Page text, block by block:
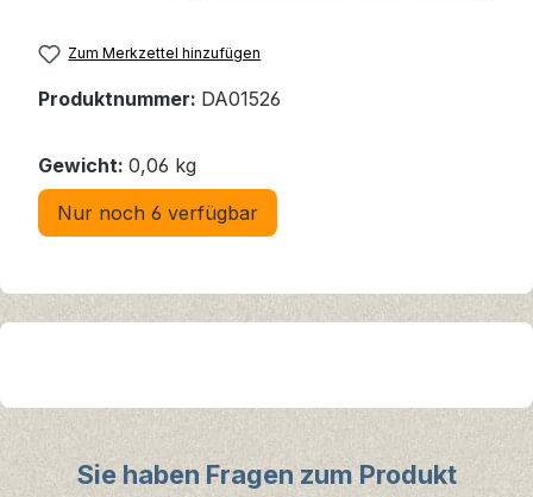
Zum Merkzettel hinzufügen
Produktnummer: DA01526
Gewicht: 0,06 kg
Nur noch 6 verfügbar
Sie haben Fragen zum Produkt